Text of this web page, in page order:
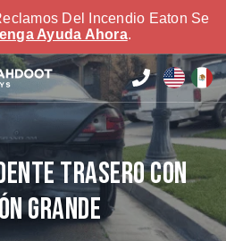
Del Incendio Eaton Se
Ayuda Ahora.
Trasero con
Grande